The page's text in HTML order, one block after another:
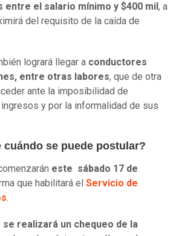
el salario mínimo y $400 mil , a
del requisito de la caída de
logrará llegar a conductores
entre otras labores, que de otra
ante la imposibilidad de
y por la informalidad de sus
cuándo se puede postular?
este sábado 17 de
que habilitará el Servicio de
.
realizará un chequeo de la